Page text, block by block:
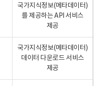
국가지식정보(메타데이터)
를 제공하는 API 서비스
제공
국가지식정보(메타데이터)
데이터 다운로드 서비스
제공